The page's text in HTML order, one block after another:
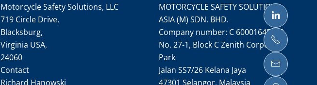
Motorcycle Safety Solutions, LLC
719 Circle Drive,
Blacksburg,
Virginia USA,
24060
Contact
Richard Hanowski
MOTORCYCLE SAFETY SOLUTIONS
ASIA (M) SDN. BHD.
Company number: C 60001645050
No. 27-1, Block C Zenith Corporate
Park
Jalan SS7/26 Kelana Jaya
47301 Selangor, Malaysia